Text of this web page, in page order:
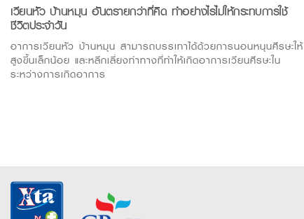
เวียนหัว บ้านหมุน อันตรายกว่าที่คิด ทำอย่างไรไม่ให้กระทบการใช้
ชีวิตประจำวัน
อาการเวียนหัว บ้านหมุน สามารถบรรเทาได้ด้วยการนอนหนุนศีรษะให้
สูงขึ้นเล็กน้อย และหลีกเลี่ยงท่าทางที่ทำให้เกิดอาการเวียนศีรษะใน
ระหว่างการเกิดอาการ